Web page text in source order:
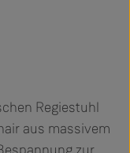
Regiestuhl
aus massivem